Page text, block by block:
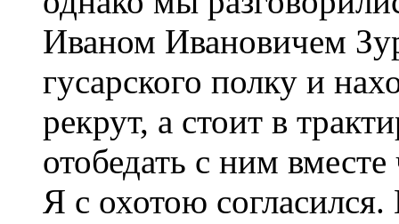
Иваном Ивановичем
гусарского полку и
рекрут, а стоит в
отобедать с ним
Я с охотою